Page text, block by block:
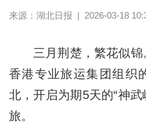
来源： 湖北日报 | 2026-03-18
三月荆楚，繁花似锦
香港专业旅运集团组织
北，开启为期5天的“神武
旅。